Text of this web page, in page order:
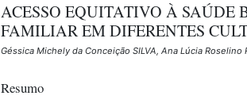
ACESSO EQUITATIVO À
FAMILIAR EM DIFERENTES
Géssica Michely da Conceição SILVA, Ana Lúcia Roselino
Resumo